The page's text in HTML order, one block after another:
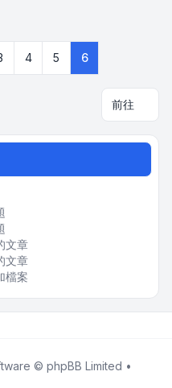
4 5 6
前往
文章
文章
檔案
© phpBB Limited •